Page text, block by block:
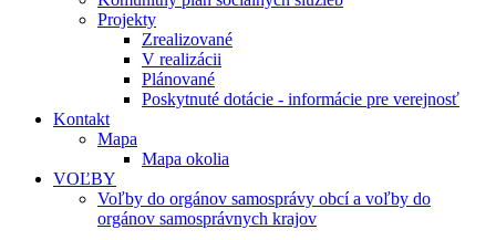
Projekty
Zrealizované
V realizácii
Plánované
Poskytnuté dotácie - informácie pre verejnosť
Kontakt
Mapa
Mapa okolia
VOĽBY
Voľby do orgánov samosprávy obcí a voľby do
orgánov samosprávnych krajov